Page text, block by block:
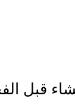
قبل